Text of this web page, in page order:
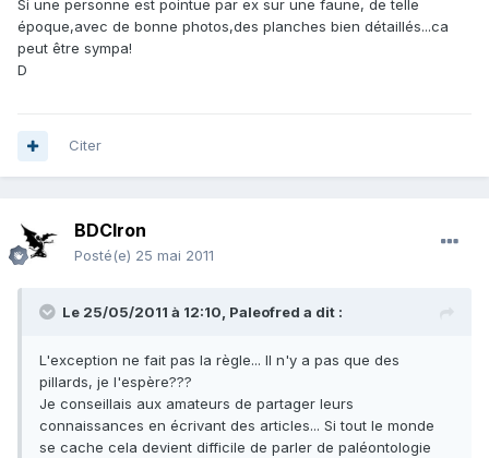
Si une personne est pointue par ex sur une faune, de telle
époque,avec de bonne photos,des planches bien détaillés...ca
peut être sympa!
D
Citer
BDCIron
Posté(e) 25 mai 2011
Le 25/05/2011 à 12:10, Paleofred a dit :
L'exception ne fait pas la règle... Il n'y a pas que des
pillards, je l'espère???
Je conseillais aux amateurs de partager leurs
connaissances en écrivant des articles... Si tout le monde
se cache cela devient difficile de parler de paléontologie